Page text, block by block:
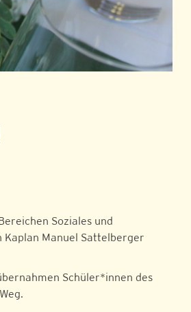
Soziales und
Kaplan Manuel Sattelberger
Schüler*innen des